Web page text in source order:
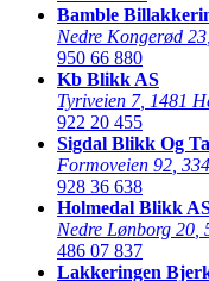
Bamble
Nedre Kongerød 23
950 66 880
Kb Blikk AS
Tyriveien 7, 1481
922 20 455
Sigdal Blikk Og
Formoveien 92
928 36 638
Holmedal Blikk
Nedre Lønborg 20
486 07 837
Lakkeringen